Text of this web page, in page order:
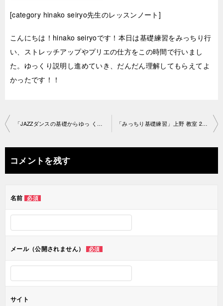
[category hinako seiryo先生のレッスンノート]
こんにちは！hinako seiryoです！本日は基礎練習をみっちり行
い、ストレッチアップやプリエの仕方をこの時間で行いまし
た。ゆっくり説明し進めていき、だんだん理解してもらえてよ
かったです！！
投
ナ
ビ
ー
ン
「JAZZダンスの基礎からゆっ くり」渋谷教室 2019-7-13-no0038 「みっちり基礎練習」上野 教室 2019-7-13-no0038-1524
コメントを残す
名前 必須
メール（公開されません） 必須
サイト